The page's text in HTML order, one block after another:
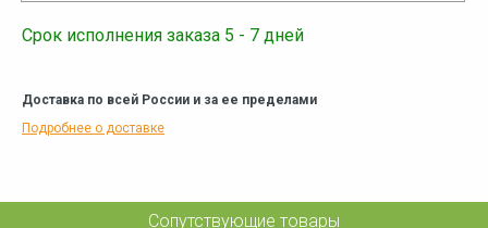
Срок исполнения заказа 5 - 7 дней
Доставка по всей России и за ее пределами
Подробнее о доставке
Сопутствующие товары